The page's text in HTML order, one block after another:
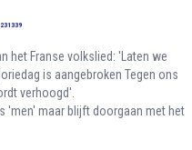
231339
het Franse volkslied: 'Laten we
is aangebroken Tegen ons
verhoogd'.
'men' maar blijft doorgaan met het